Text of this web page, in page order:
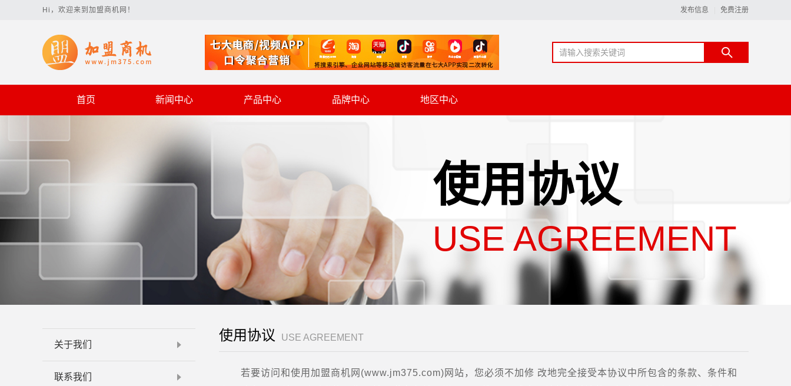
Hi，欢迎来到加盟商机网！ 发布信息 免费注册
首页 新闻中心 产品中心 品牌中心 地区中心
使用协议
USE AGREEMENT
关于我们
联系我们
使用协议 USE AGREEMENT
若要访问和使用加盟商机网(www.jm375.com)网站，您必须不加修 改地完全接受本协议中所包含的条款、条件和